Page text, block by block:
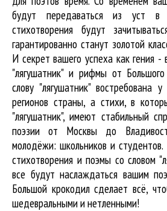
будут передаваться из уст
стихотворения будут
гарантированно станут золотой
И секрет вашего успеха как гения -
"лягушатник" и рифмы от
слову "лягушатник" востребована
регионов страны, а стихи, в
"лягушатник", имеют стабильный
поэзии от Москвы до
молодёжи: школьников и студентов.
стихотворения и поэмы со словом
все будут наслаждаться вашим
Большой крокодил cделает всё,
шедевральными и нетленными!